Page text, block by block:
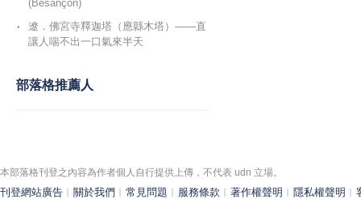
(Besançon)
遼．佛宮寺釋迦塔（應縣木塔）——直
讓人喘不出一口氣來半天
部落格推薦人
本部落格刊登之內容為作者個人自行提供上傳，不代表 udn 立場。
刊登網站廣告 ︱ 關於我們 ︱ 常見問題 ︱ 服務條款 ︱ 著作權聲明 ︱ 隱私權聲明 ︱